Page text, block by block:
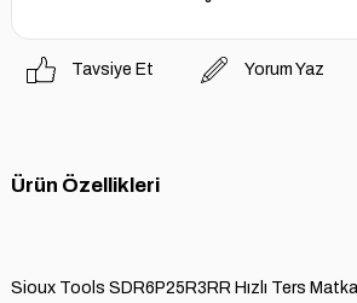
Tavsiye Et Yorum Yaz
Ürün Özellikleri
Sioux Tools SDR6P25R3RR Hızlı Ters